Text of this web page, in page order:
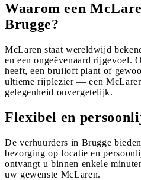
Waarom een
Brugge?
McLaren staat wereldwijd
en een ongeëvenaard rijgevoel.
heeft, een bruiloft plant of
ultieme rijplezier — een
gelegenheid onvergetelijk.
Flexibel en
De verhuurders in Brugge
bezorging op locatie en
ontvangt u binnen enkele
uw gewenste McLaren.